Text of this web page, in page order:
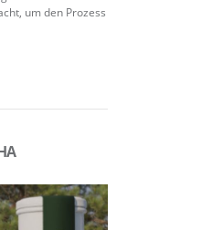
um den Prozess